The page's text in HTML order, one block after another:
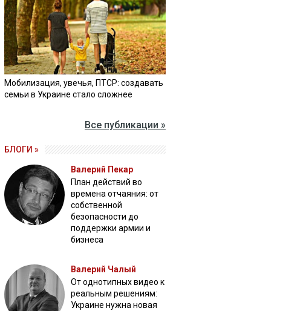
Мобилизация, увечья, ПТСР: создавать
семьи в Украине стало сложнее
Все публикации »
БЛОГИ »
Валерий Пекар
План действий во
времена отчаяния: от
собственной
безопасности до
поддержки армии и
бизнеса
Валерий Чалый
От однотипных видео к
реальным решениям:
Украине нужна новая